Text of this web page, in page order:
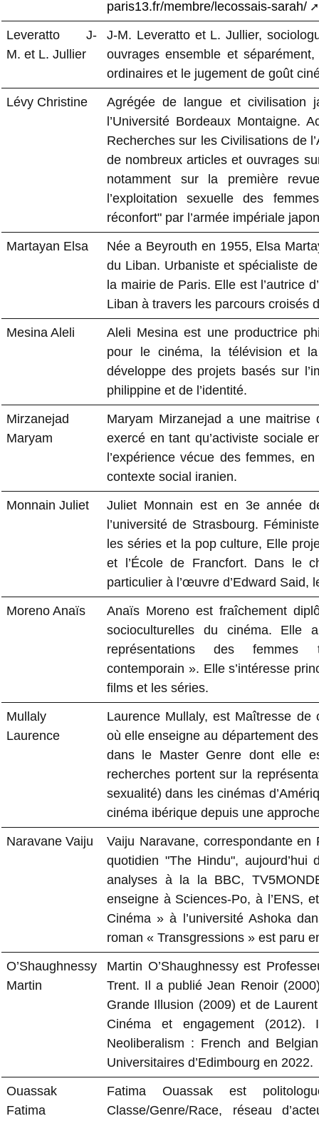
paris13.fr/membre/lecossais-sarah/
Leveratto J-
M. et L. Jullier
J-M. Leveratto et L. Jullier,
ouvrages ensemble et
ordinaires et le jugement de goût
Lévy Christine
Agrégée de langue et civilisation
l’Université Bordeaux Montaigne.
Recherches sur les Civilisations de
de nombreux articles et ouvrages
notamment sur la première
l’exploitation sexuelle des
réconfort" par l’armée impériale
Martayan Elsa
Née a Beyrouth en 1955, Elsa
du Liban. Urbaniste et spécialiste
la mairie de Paris. Elle est l’autrice
Liban à travers les parcours croisés
Mesina Aleli
Aleli Mesina est une productrice
pour le cinéma, la télévision et
développe des projets basés sur
philippine et de l’identité.
Mirzanejad
Maryam
Maryam Mirzanejad a une maitrise
exercé en tant qu’activiste sociale
l’expérience vécue des femmes,
contexte social iranien.
Monnain Juliet
Juliet Monnain est en 3e année
l’université de Strasbourg.
les séries et la pop culture, Elle
et l’École de Francfort. Dans le
particulier à l’œuvre d’Edward Said,
Moreno Anaïs
Anaïs Moreno est fraîchement
socioculturelles du cinéma.
représentations des femmes
contemporain ». Elle s’intéresse
films et les séries.
Mullaly
Laurence
Laurence Mullaly, est Maîtresse de
où elle enseigne au département
dans le Master Genre dont elle
recherches portent sur la
sexualité) dans les cinémas
cinéma ibérique depuis une
Naravane Vaiju
Vaiju Naravane, correspondante
quotidien "The Hindu",
analyses à la la BBC,
enseigne à Sciences-Po, à l’ENS,
Cinéma » à l’université Ashoka
roman « Transgressions » est paru
O’Shaughnessy
Martin
Martin O’Shaughnessy est
Trent. Il a publié Jean Renoir
Grande Illusion (2009) et de
Cinéma et engagement
Neoliberalism : French and
Universitaires d’Edimbourg en 2022.
Ouassak
Fatima
Fatima Ouassak est
Classe/Genre/Race, réseau